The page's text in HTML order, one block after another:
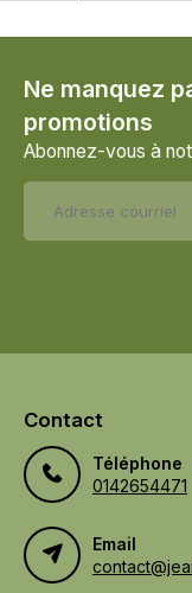
Ne manquez
promotions
Abonnez-vous à
Contact
Téléphone
0142654471
Email